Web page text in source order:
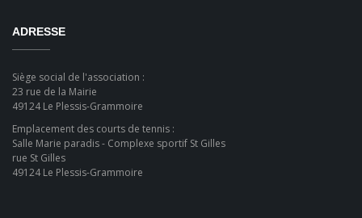
ADRESSE
Siège social de l'association :
23 rue de la Mairie
49124 Le Plessis-Grammoire
Emplacement des courts de tennis :
Salle Marie paradis - Complexe sportif St Gilles
rue St Gilles
49124 Le Plessis-Grammoire